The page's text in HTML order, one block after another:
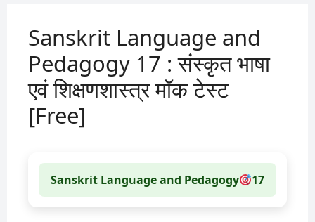
Sanskrit Language and
Pedagogy 17 : संस्कृत भाषा
एवं शिक्षणशास्त्र मॉक टेस्ट
[Free]
Sanskrit Language and Pedagogy 17